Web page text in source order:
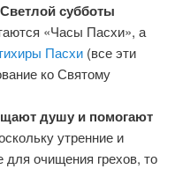
субботы
«Часы Пасхи», а
Пасхи (все эти
ко Святому
душу и помогают
утренние и
очищения грехов, то